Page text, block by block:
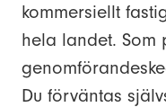
kommersiellt
hela landet. Som
Du förväntas